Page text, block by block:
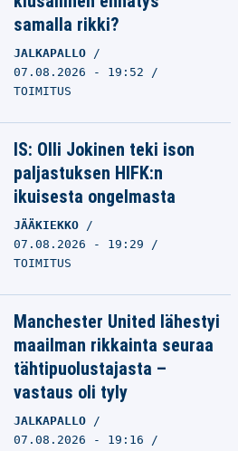
samalla rikki?
JALKAPALLO
07.08.2026 - 19:52
TOIMITUS
IS: Olli Jokinen teki ison
paljastuksen HIFK:n
ikuisesta ongelmasta
JÄÄKIEKKO
07.08.2026 - 19:29
TOIMITUS
Manchester United lähestyi
maailman rikkainta seuraa
tähtipuolustajasta –
vastaus oli tyly
JALKAPALLO
07.08.2026 - 19:16